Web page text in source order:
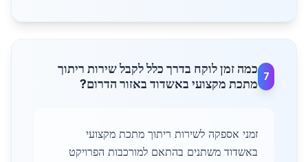
7
כמה זמן לוקח בדרך כלל לקבל שירות ריתוך
מתכת מקצועי באשדוד באזור הדרום?
זמני אספקה לשירות ריתוך מתכת מקצועי
באשדוד משתנים בהתאם למורכבות הפרויקט